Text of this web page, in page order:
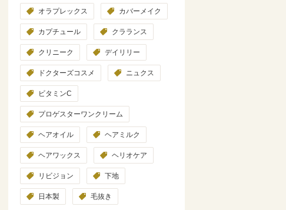
オラプレックス カバーメイク
カプチュール クラランス
クリニーク デイリリー
ドクターズコスメ ニュクス
ビタミンC
プロゲスターワンクリーム
ヘアオイル ヘアミルク
ヘアワックス ヘリオケア
リビジョン 下地
日本製 毛抜き